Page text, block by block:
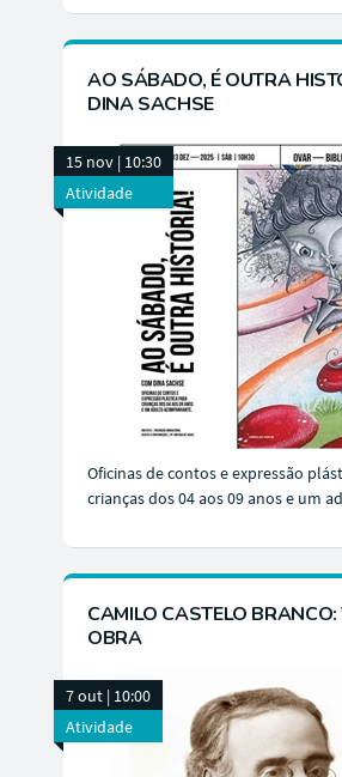
AO SÁBADO, É OUTRA
DINA SACHSE
15 nov | 10:30
Atividade
Oficinas de contos e expressão
crianças dos 04 aos 09 anos e um
CAMILO CASTELO BRANCO:
OBRA
7 out | 10:00
Atividade